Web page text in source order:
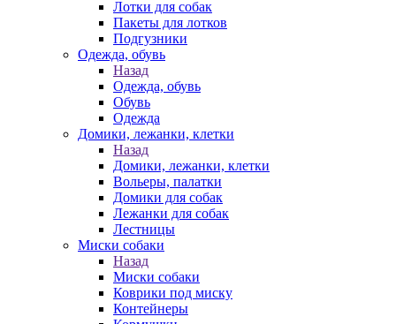
Лотки для собак
Пакеты для лотков
Подгузники
Одежда, обувь
Назад
Одежда, обувь
Обувь
Одежда
Домики, лежанки, клетки
Назад
Домики, лежанки, клетки
Вольеры, палатки
Домики для собак
Лежанки для собак
Лестницы
Миски собаки
Назад
Миски собаки
Коврики под миску
Контейнеры